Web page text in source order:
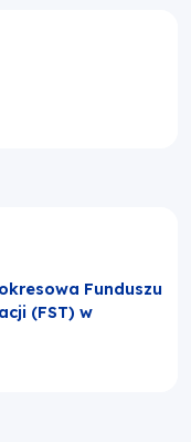
Funduszu
(FST) w